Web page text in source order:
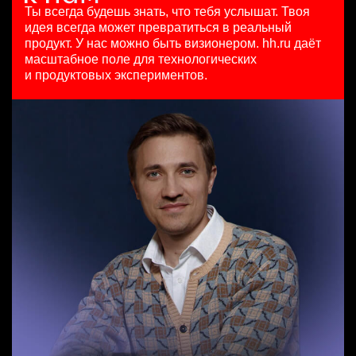
вчера
150000 ₽
Ярославль
HeadHunter::Коммерческий департамент
Ярославль
Менеджер по продажам в сегменте среднего и крупного
бизнеса
HeadHunter::Телефонные продажи
24 июл. 2026
з/п не указана
Ташкент
ML/LLM Engineer в AI Lab
HeadHunter::Analytics/Data Science
29 июл. 2026
Москва
Ты всегда будешь знать, что тебя услышат. Твоя
идея всегда может превратиться в реальный
продукт. У нас можно быть визионером. hh.ru даёт
масштабное поле для технологических
и продуктовых экспериментов.